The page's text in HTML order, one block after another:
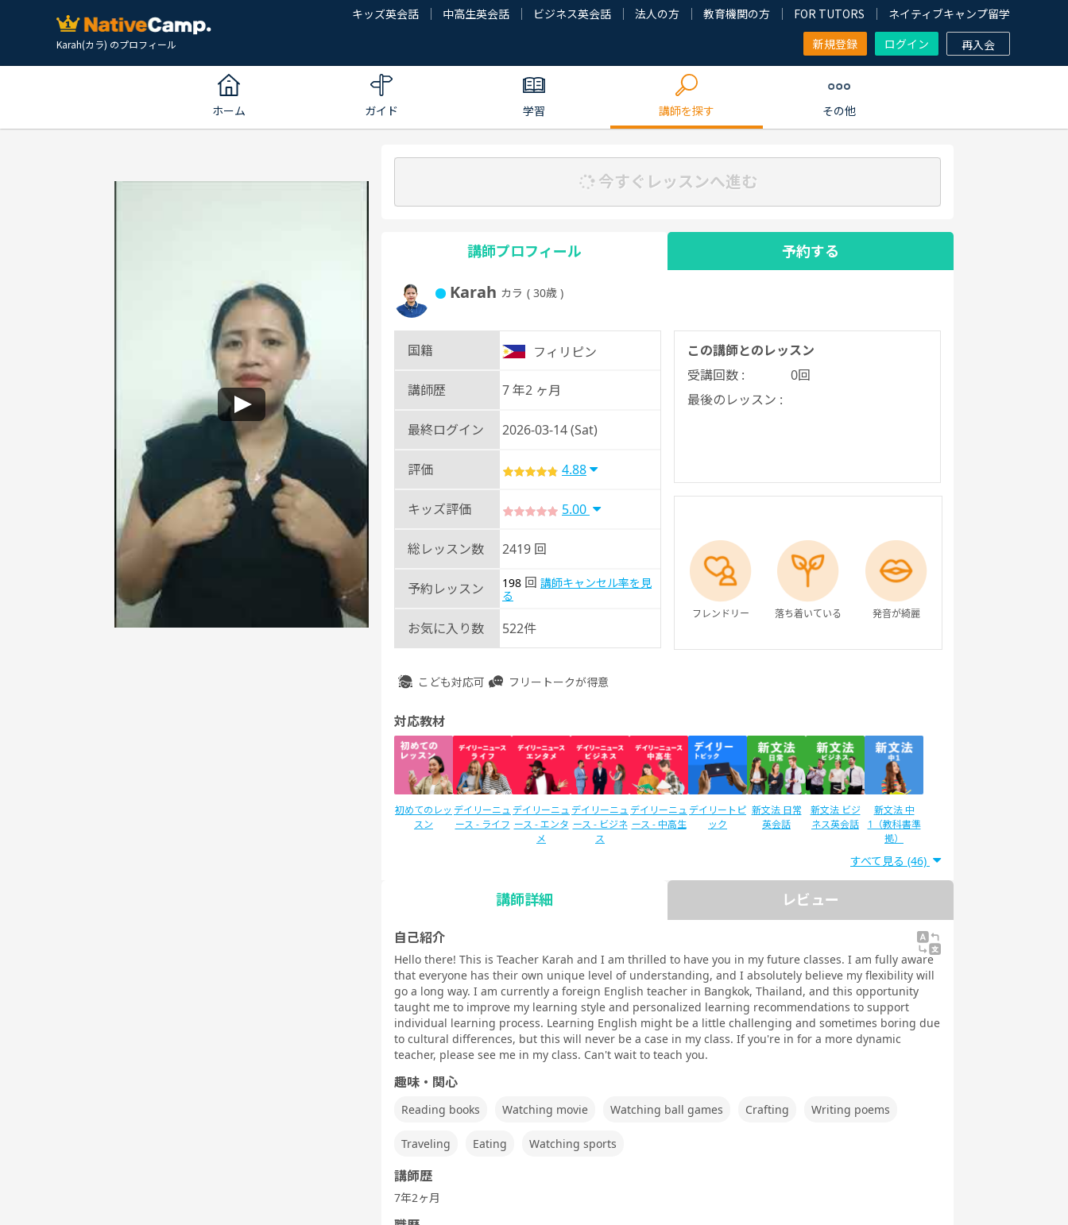
Karah(カラ) のプロフィール
キッズ英会話 中高生英会話 ビジネス英会話 法人の方 教育機関の方 FOR TUTORS
ネイティブキャンプ留学
新規登録
ログイン 再入会
ホーム ガイド 学習 講師を探す その他
今すぐレッスンへ進む
講師プロフィール 予約する
Karah カラ ( 30歳 )
国籍 フィリピン
講師歴 7 年2 ヶ月
最終ログイン 2026-03-14 (Sat)
評価 4.88
キッズ評価 5.00
総レッスン数 2419 回
予約レッスン 198 回 講師キャンセル率を見
る
お気に入り数 522件
この講師とのレッスン
受講回数 :
0回
最後のレッスン :
フレンドリー 落ち着いている 発音が綺麗
こども対応可 フリートークが得意
対応教材
初めてのレッ
スン
デイリーニュ
ース - ライフ
デイリーニュ
ース - エンタ
メ
デイリーニュ
ース - ビジネ
ス
デイリーニュ
ース - 中高生
デイリートピ
ック
新文法 日常
英会話
新文法 ビジ
ネス英会話
新文法 中
1（教科書準
拠）
2（教科書準
拠）
コース Daily
教材
スタディサプ
コース Daily
教材
英検®二次試 IELTSスピー スピーキングスピーキング
テスト対策
ビジネス英会
話
スピーキング
中高生英会話
TOEIC®L&R TOEIC®L&R
TOEIC®
文法
イラストで学
発音トレーニ
ング 発展 - ア
すべて見る (46)
講師詳細 レビュー
自己紹介
Hello there! This is Teacher Karah and I am thrilled to have you in my future classes. I am fully aware
that everyone has their own unique level of understanding, and I absolutely believe my flexibility will
go a long way. I am currently a foreign English teacher in Bangkok, Thailand, and this opportunity
taught me to improve my learning style and personalized learning recommendations to support
individual learning process. Learning English might be a little challenging and sometimes boring due
to cultural differences, but this will never be a case in my class. If you're in for a more dynamic
teacher, please see me in my class. Can't wait to teach you.
趣味・関心
Reading books Watching movie Watching ball games Crafting Writing poems
Traveling Eating Watching sports
講師歴
7年2ヶ月